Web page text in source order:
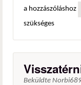
a hozzászóláshoz
szükséges
Beküldte